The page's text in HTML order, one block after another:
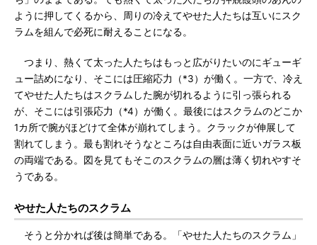
ように押してくるから、周りの冷えてやせた人たちは互いにスク
ラムを組んで必死に耐えることになる。
つまり、熱くて太った人たちはもっと広がりたいのにギューギ
ュー詰めになり、そこには圧縮応力（*3）が働く。一方で、冷え
てやせた人たちはスクラムした腕が切れるように引っ張られる
が、そこには引張応力（*4）が働く。最後にはスクラムのどこか
1カ所で腕がほどけて全体が崩れてしまう。クラックが伸展して
割れてしまう。最も割れそうなところは自由表面に近いガラス板
の両端である。図を見てもそこのスクラムの層は薄く切れやすそ
うである。
やせた人たちのスクラム
そうと分かれば後は簡単である。「やせた人たちのスクラム」